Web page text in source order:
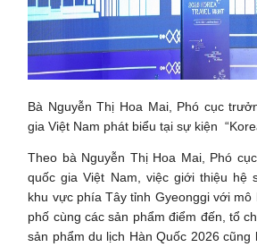
Bà Nguyễn Thị Hoa Mai, Phó cục
gia Việt Nam phát biểu tại sự kiện
Theo bà Nguyễn Thị Hoa Mai, Phó
quốc gia Việt Nam, việc giới thiệu hệ
khu vực phía Tây tỉnh Gyeonggi với mô
phố cùng các sản phẩm điểm đến, tổ
sản phẩm du lịch Hàn Quốc 2026 cũng